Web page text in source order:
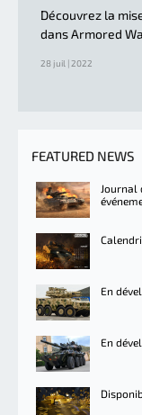
Découvrez la
dans Armored
28 juil | 2022
FEATURED NEWS
Journal
En
En